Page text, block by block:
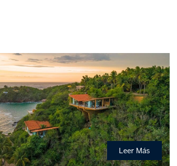
Leer Más